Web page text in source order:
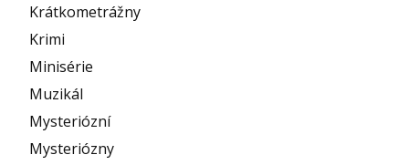
Krátkometrážny
Krimi
Minisérie
Muzikál
Mysteriózní
Mysteriózny